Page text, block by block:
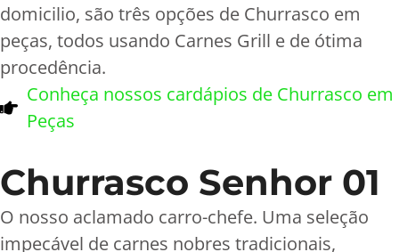
domicilio, são três opções de Churrasco em
peças, todos usando Carnes Grill e de ótima
procedência.
Conheça nossos cardápios de Churrasco em
Peças
Churrasco Senhor 01
O nosso aclamado carro-chefe. Uma seleção
impecável de carnes nobres tradicionais,